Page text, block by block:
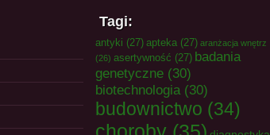
Tagi:
antyki (27) apteka (27) aranżacja wnętrz
(26) asertywność (27) badania
genetyczne (30)
biotechnologia(30)
budownictwo (34)